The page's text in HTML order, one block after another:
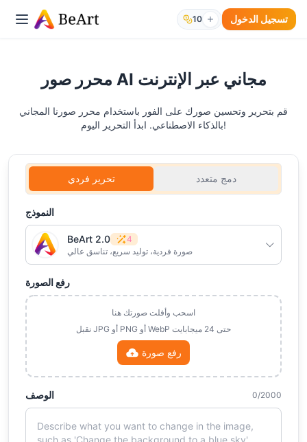
10 تسجيل الدخول
محرر صور AI مجاني عبر الإنترنت
قم بتحرير وتحسين صورك على الفور باستخدام محرر صورنا المجاني
بالذكاء الاصطناعي. ابدأ التحرير اليوم!
تحرير فردي دمج متعدد
النموذج
BeArt 2.0
4
صورة فردية، توليد سريع، تناسق عالي
رفع الصورة
اسحب وأفلت صورتك هنا
نقبل JPG أو PNG أو WebP حتى 24 ميجابايت
رفع صورة
الوصف 0/2000